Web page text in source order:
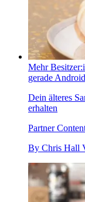
Mehr
gerade
Dein älteres
erhalten
Partner
By Chris Hall